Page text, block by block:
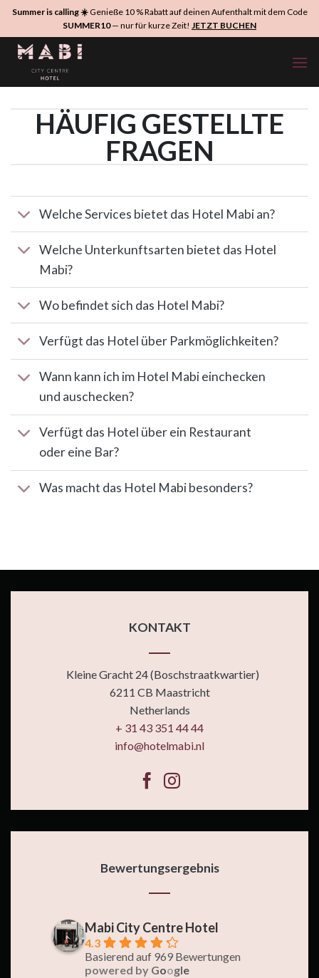
Zum
springen
Summer is calling ☀️Genieße 10 % Rabatt auf deinen Aufenthalt mit dem Code
SUMMER10— nur für kurze Zeit! JETZT BUCHEN
HÄUFIG GESTELLTE
FRAGEN
Welche Services bietet das Hotel Mabi an?
Welche Unterkunftsarten bietet das Hotel
Mabi?
Wo befindet sich das Hotel Mabi?
Verfügt das Hotel über Parkmöglichkeiten?
Wann kann ich im Hotel Mabi einchecken
und auschecken?
Verfügt das Hotel über ein Restaurant
oder eine Bar?
Was macht das Hotel Mabi besonders?
KONTAKT
Kleine Gracht 24 (Boschstraatkwartier)
6211 CB Maastricht
Netherlands
+ 31 43 351 44 44
info@hotelmabi.nl
Bewertungsergebnis
Mabi City Centre Hotel
4.3
Basierend auf 969 Bewertungen
powered by Google